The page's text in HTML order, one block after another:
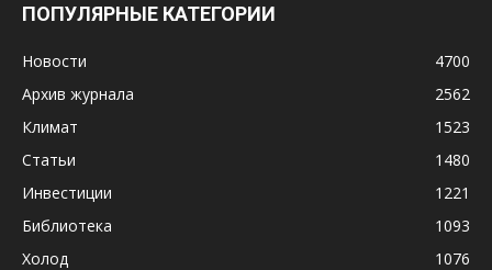
ПОПУЛЯРНЫЕ КАТЕГОРИИ
Новости
4700
Архив журнала
2562
Климат
1523
Статьи
1480
Инвестиции
1221
Библиотека
1093
Холод
1076